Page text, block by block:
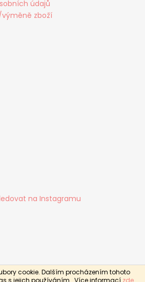
cookie. Dalším procházením tohoto
údajů
zboží
na Instagramu
Vytvořil Shoptet